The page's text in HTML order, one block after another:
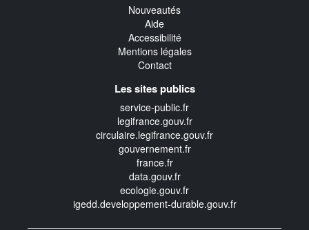
Nouveautés
Aide
Accessibilité
Mentions légales
Contact
Les sites publics
service-public.fr
legifrance.gouv.fr
circulaire.legifrance.gouv.fr
gouvernement.fr
france.fr
data.gouv.fr
ecologie.gouv.fr
igedd.developpement-durable.gouv.fr